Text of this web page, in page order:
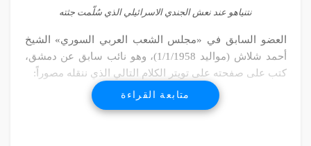
نتنياهو عند نعش الجندي الاسرائيلي الذي سُلّمت جثته
العضو السابق في «مجلس الشعب العربي السوري» الشيخ
أحمد شلاش (مواليد 1/1/1958)، وهو نائب سابق عن دمشق،
كتب على صفحته على تويتر الكلام التالي الذي ننقله مصوراً:
«قرار القيادة السورية،
متابعة القراءة